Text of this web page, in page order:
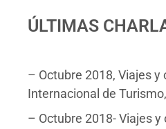
ÚLTIMAS
– Octubre 2018, Viajes y
Internacional de
– Octubre 2018- Viajes